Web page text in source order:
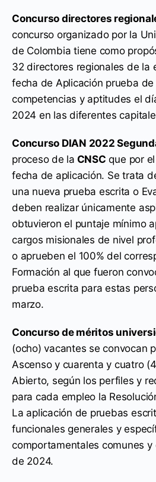
Concurso directores
concurso organizado por la
de Colombia tiene como
32 directores regionales de la
fecha de Aplicación prueba
competencias y aptitudes el
2024 en las diferentes
Concurso DIAN 2022
proceso de la CNSC que por
fecha de aplicación. Se trata
una nueva prueba escrita o
deben realizar únicamente
obtuvieron el puntaje mínimo
cargos misionales de nivel
o aprueben el 100% del
Formación al que fueron
prueba escrita para estas
marzo.
Concurso de méritos
(ocho) vacantes se convocan
Ascenso y cuarenta y cuatro
Abierto, según los perfiles y
para cada empleo la
La aplicación de pruebas
funcionales generales y
comportamentales comunes y
de 2024.